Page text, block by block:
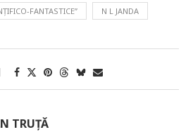
FANTASTICE” N L JANDA
TRUȚĂ